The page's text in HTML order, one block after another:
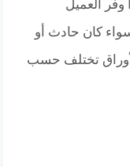
وفر العميل
كان حادث أو
تختلف حسب